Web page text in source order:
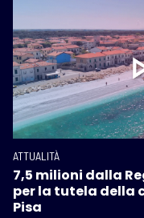
ATTUALITÀ
7,5 milioni dalla
per la tutela della
Pisa